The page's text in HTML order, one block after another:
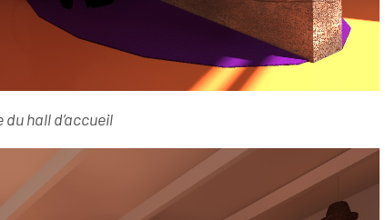
du hall d’accueil